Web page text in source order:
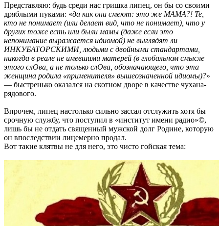
Представляю: будь среди нас гришка липец, он бы со своими
дряблыми пуками: «да как они смеют: это же МАМА?! Те,
кто не понимает (или делает вид, что не понимает), что у
других тоже есть или были мамы (даже если это
непонимание выражается идиомой) не выглядят ли
ИНКУБАТОРСКИМИ, людьми с двойными стандартами,
никогда в реале не имевшими матерей (в глобальном смысле
этого слОва, а не только слОва, обозначающего, что эта
женщина родила «применителя» вышеозначенной идиомы)?»
— быстренько оказался на скотном дворе в качестве чухана-
рядового.
Впрочем, липец настолько сильно зассал отслужить хотя бы
срочную службу, что поступил в «институт имени радио»©,
лишь бы не отдать священный мужской долг Родине, которую
он впоследствии лицемерно продал.
Вот такие клятвы не для него, это чисто гойская тема: